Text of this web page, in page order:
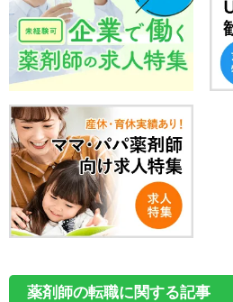
薬剤師の転職に関する記事